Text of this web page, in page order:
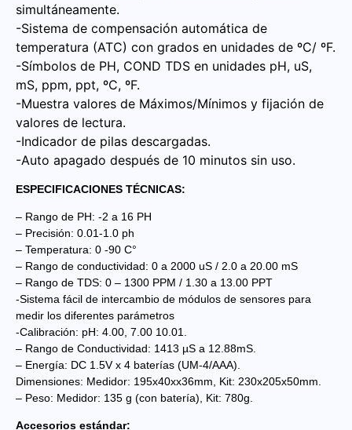
simultáneamente.
-Sistema de compensación automática de
temperatura (ATC) con grados en unidades de ºC/ ºF.
-Símbolos de PH, COND TDS en unidades pH, uS,
mS, ppm, ppt, ºC, ºF.
-Muestra valores de Máximos/Mínimos y fijación de
valores de lectura.
-Indicador de pilas descargadas.
-Auto apagado después de 10 minutos sin uso.
ESPECIFICACIONES TÉCNICAS:
– Rango de PH: -2 a 16 PH
– Precisión: 0.01-1.0 ph
– Temperatura: 0 -90 C°
– Rango de conductividad: 0 a 2000 uS / 2.0 a 20.00 mS
– Rango de TDS: 0 – 1300 PPM / 1.30 a 13.00 PPT
-Sistema fácil de intercambio de módulos de sensores para
medir los diferentes parámetros
-Calibración: pH: 4.00, 7.00 10.01.
– Rango de Conductividad: 1413 µS a 12.88mS.
– Energía: DC 1.5V x 4 baterías (UM-4/AAA).
Dimensiones: Medidor: 195x40xx36mm, Kit: 230x205x50mm.
– Peso: Medidor: 135 g (con batería), Kit: 780g.
Accesorios estándar: